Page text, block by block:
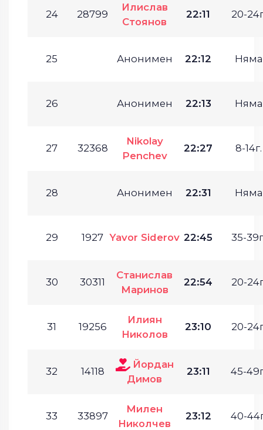
24 28799
Илислав
Стоянов
22:11 20-
25 Анонимен 22:12 Няма
26 Анонимен 22:13 Няма
27 32368
Nikolay
Penchev
22:27 8-14г.
28 Анонимен 22:31 Няма
29 1927 Yavor Siderov 22:45 35-
30 30311
Станислав
Маринов
22:54 20-
31 19256
Илиян
Николов
23:10 20-
32 14118
Йордан
Димов
23:11 45-
33 33897
Милен
Николчев
23:12 40-